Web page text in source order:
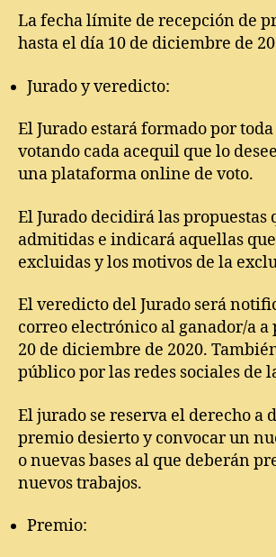
La fecha límite de recepción de
hasta el día 10 de diciembre de
Jurado y veredicto:
El Jurado estará formado por
votando cada acequil que lo
una plataforma online de voto.
El Jurado decidirá las propuestas
admitidas e indicará aquellas
excluidas y los motivos de la
El veredicto del Jurado será
correo electrónico al ganador/a
20 de diciembre de 2020.
público por las redes sociales de
El jurado se reserva el derecho a
premio desierto y convocar un
o nuevas bases al que deberán
nuevos trabajos.
Premio: